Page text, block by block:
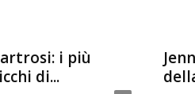
i più
di...